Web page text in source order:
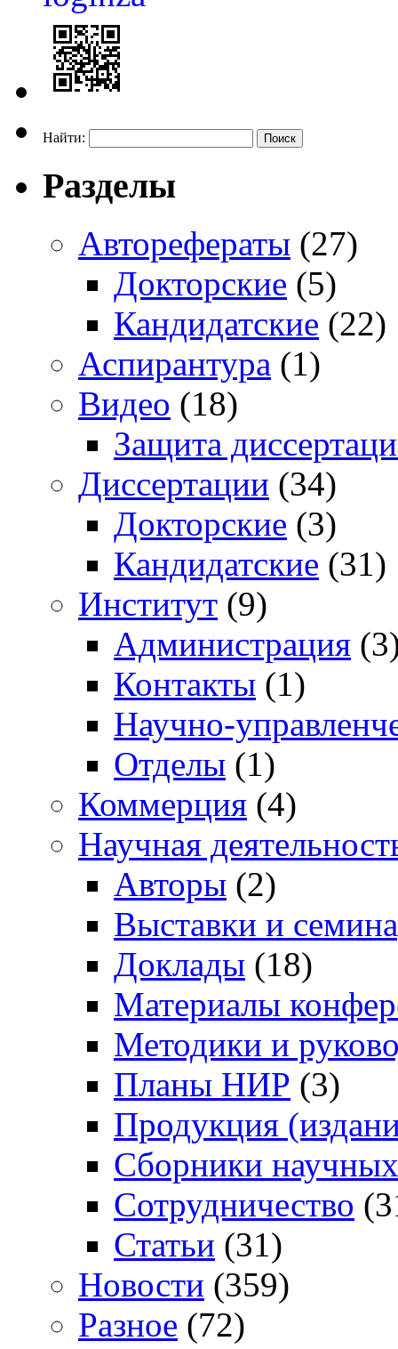
Найти:
Разделы
Авторефераты (27)
Докторские (5)
Кандидатские (22)
Аспирантура (1)
Видео (18)
Защита
Диссертации (34)
Докторские (3)
Кандидатские (31)
Институт (9)
Администрация
Контакты (1)
Научно-
Отделы (1)
Коммерция (4)
Научная
Авторы (2)
Выставки и
Доклады (18)
Материалы
Методики и
Планы НИР (3)
Продукция
Сборники
Сотрудничество
Статьи (31)
Новости (359)
Разное (72)